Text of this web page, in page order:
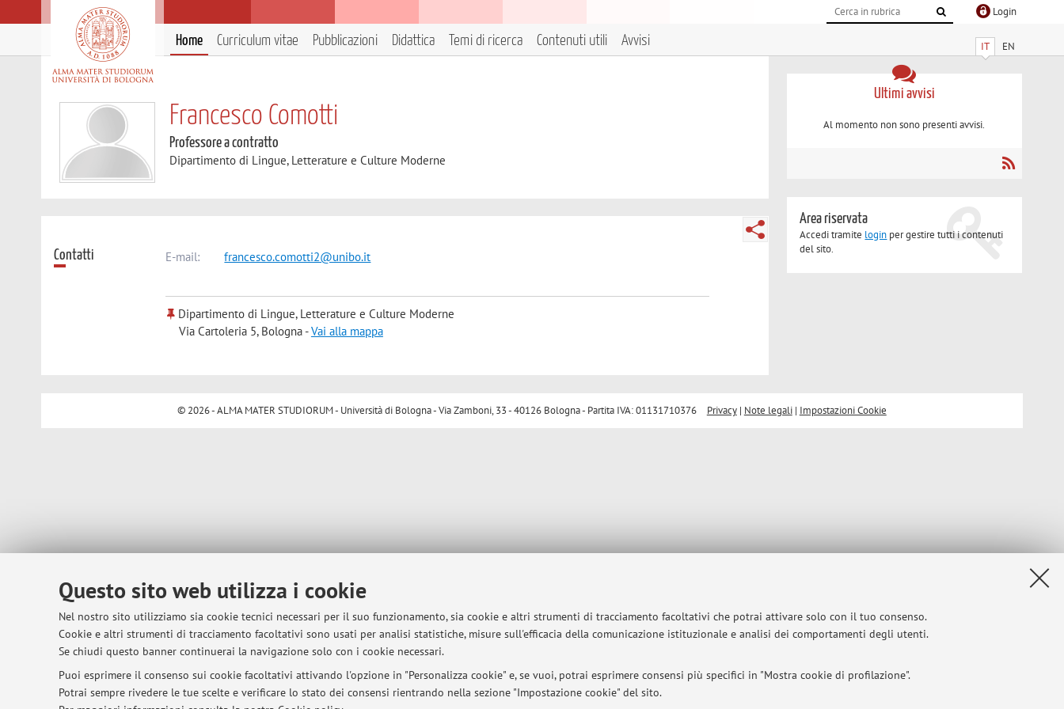
Questo sito web utilizza i cookie
Nel nostro sito utilizziamo sia cookie tecnici necessari per il suo funzionamento, sia cookie e altri strumenti di tracciamento facoltativi che potrai attivare solo con il tuo consenso.
Cookie e altri strumenti di tracciamento facoltativi sono usati per analisi statistiche, misure sull'efficacia della comunicazione istituzionale e analisi dei comportamenti degli utenti.
Se chiudi questo banner continuerai la navigazione solo con i cookie necessari.
Puoi esprimere il consenso sui cookie facoltativi attivando l'opzione in "Personalizza cookie" e, se vuoi, potrai esprimere consensi più specifici in "Mostra cookie di profilazione".
Potrai sempre rivedere le tue scelte e verificare lo stato dei consensi rientrando nella sezione "Impostazione cookie" del sito.
Login
IT EN
Home Curriculum vitae Pubblicazioni Didattica Temi di ricerca Contenuti utili Avvisi
Francesco Comotti
Professore a contratto
Dipartimento di Lingue, Letterature e Culture Moderne
Contatti E-mail: francesco.comotti2@unibo.it
Dipartimento di Lingue, Letterature e Culture Moderne
Via Cartoleria 5, Bologna -Vai alla mappa
Ultimi avvisi
Al momento non sono presenti avvisi.
Area riservata
Accedi tramite login per gestire tutti i contenuti
del sito.
© 2026 - ALMA MATER STUDIORUM - Università di Bologna - Via Zamboni, 33 - 40126 Bologna - Partita IVA: 01131710376 Privacy| Note legali| Impostazioni Cookie